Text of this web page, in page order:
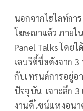
นอกจากไฮไลท์ก
โฆษณาแล้ว ภายใ
Panel Talks โดย
เลบริตี้ชื่อดังจาก 3
กับเทรนด์การอยู่อ
ปัจจุบัน เจาะลึก
งานดีไซน์แห่งอน